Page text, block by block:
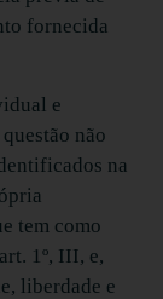
fornecida
e
não
na
tem como
1º, III, e,
liberdade e